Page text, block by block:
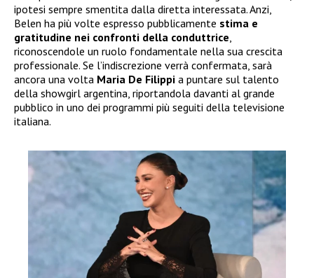
ipotesi sempre smentita dalla diretta interessata. Anzi,
Belen ha più volte espresso pubblicamente stima e
gratitudine nei confronti della conduttrice,
riconoscendole un ruolo fondamentale nella sua crescita
professionale. Se l’indiscrezione verrà confermata, sarà
ancora una volta Maria De Filippi a puntare sul talento
della showgirl argentina, riportandola davanti al grande
pubblico in uno dei programmi più seguiti della televisione
italiana.